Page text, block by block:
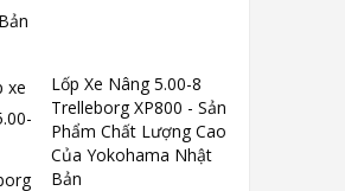
Lốp Xe Nâng 5.00-8
Trelleborg XP800 - Sản
Phẩm Chất Lượng Cao
Của Yokohama Nhật
Bản